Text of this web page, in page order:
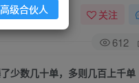
关注
612
级合伙人